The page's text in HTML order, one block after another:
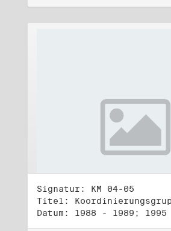
Signatur: KM 04-05
Datum: 1988 - 1989; 1995